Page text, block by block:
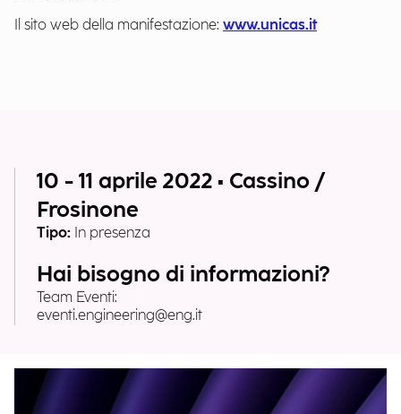
Il sito web della manifestazione: www.unicas.it
10 - 11 aprile 2022 • Cassino /
Frosinone
Tipo: In presenza
Hai bisogno di informazioni?
Team Eventi:
eventi.engineering@eng.it